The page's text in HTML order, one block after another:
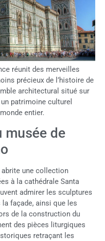
réunit des merveilles
précieux de l’histoire de
architectural situé sur
patrimoine culturel
entier.
musée de
abrite une collection
à la cathédrale Santa
admirer les sculptures
façade, ainsi que les
de la construction du
des pièces liturgiques
retraçant les